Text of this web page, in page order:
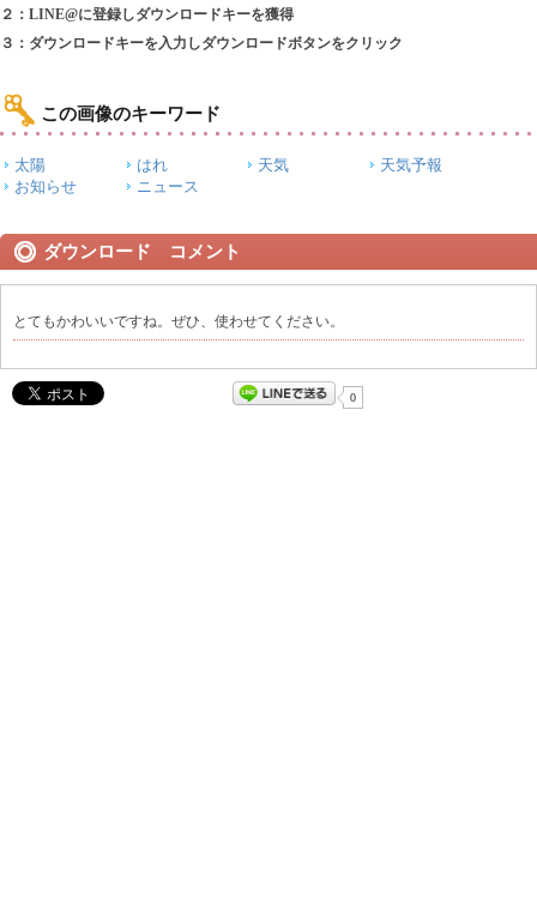
２：LINE@に登録しダウンロードキーを獲得
３：ダウンロードキーを入力しダウンロードボタンをクリック
この画像のキーワード
太陽 はれ 天気
天気予報
お知らせ
ニュース
ダウンロード コメント
とてもかわいいですね。ぜひ、使わせてください。
0